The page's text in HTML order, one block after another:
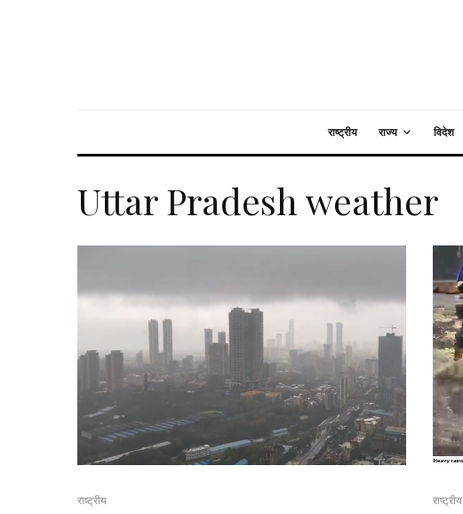
राष्ट्रीय राज्य विदेश
Uttar Pradesh weather
राष्ट्रीय राष्ट्रीय